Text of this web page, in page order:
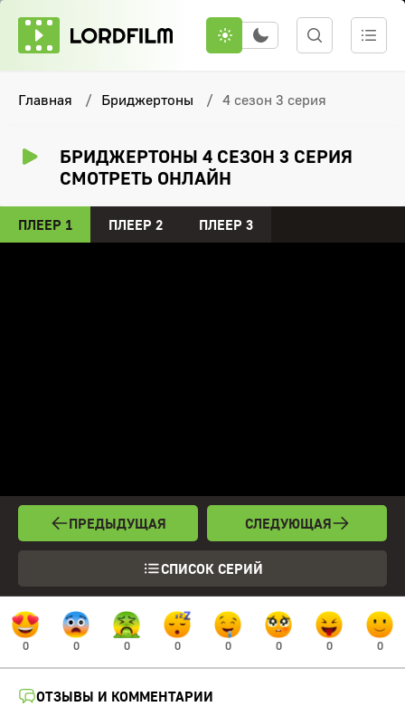
Главная Бриджертоны 4 сезон 3 серия
БРИДЖЕРТОНЫ 4 СЕЗОН 3 СЕРИЯ
СМОТРЕТЬ ОНЛАЙН
ПЛЕЕР 1 ПЛЕЕР 2 ПЛЕЕР 3
ПРЕДЫДУЩАЯ
СПИСОК СЕРИЙ
СЛЕДУЮЩАЯ
0 0 0 0 0 0 0 0
ОТЗЫВЫ И КОММЕНТАРИИ